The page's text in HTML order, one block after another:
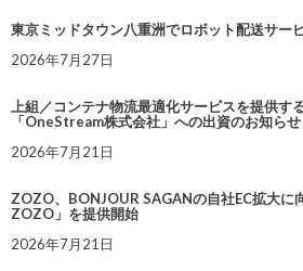
東京ミッドタウン八重洲でロボット配送サー
2026年7月27日
上組／コンテナ物流最適化サービスを提供す
「OneStream株式会社」への出資のお知らせ
2026年7月21日
ZOZO、BONJOUR SAGANの自社EC拡大
ZOZO」を提供開始
2026年7月21日